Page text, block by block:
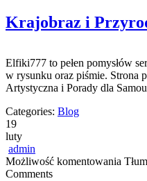
Krajobraz i
Elfiki777 to pełen pomysłów
w rysunku oraz piśmie. Strona
Artystyczna i Porady dla
Categories: Blog
19
luty
admin
Możliwość komentowania
Comments